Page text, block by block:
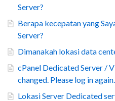
Server?
Berapa kecepatan yang
Server?
Dimanakah lokasi data
cPanel Dedicated Server /
changed. Please log in again.
Lokasi Server Dedicated